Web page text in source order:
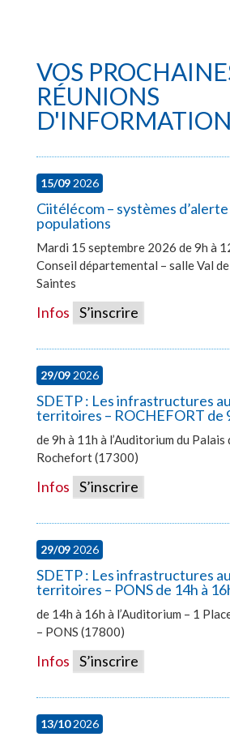
VOS
RÉUNIONS
D'INFORMATION
15/092026
Ciitélécom – systèmes
populations
Mardi 15 septembre 2026 de 9h à
Conseil départemental – salle Val
Saintes
Infos S’inscrire
29/092026
SDETP : Les infrastructures
territoires – ROCHEFORT de
de 9h à 11h à l’Auditorium du Palais
Rochefort (17300)
Infos S’inscrire
29/092026
SDETP : Les infrastructures
territoires – PONS de 14h à
de 14h à 16h à l’Auditorium – 1
– PONS (17800)
Infos S’inscrire
13/102026